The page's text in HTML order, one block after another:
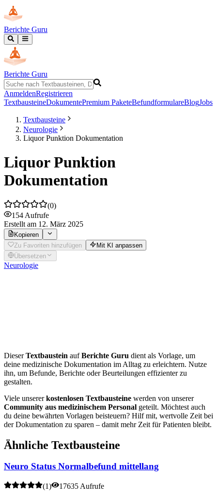
Berichte Guru
Berichte Guru
AnmeldenRegistrieren
TextbausteineDokumentePremium PaketeBefundformulareBlogJobs
Textbausteine
Neurologie
Liquor Punktion Dokumentation
Liquor Punktion
Dokumentation
(0)
154 Aufrufe
Erstellt am 12. März 2025
Kopieren
Zu Favoriten hinzufügen
Mit KI anpassen
Übersetzen
Neurologie
DieserTextbaustein aufBerichte Guru dient als Vorlage, um
deine medizinische Dokumentation im Alltag zu erleichtern. Nutze
ihn, um Befunde, Berichte oder Beurteilungen effizienter zu
gestalten.
Viele unsererkostenlosen Textbausteine werden von unserer
Community aus medizinischem Personal geteilt. Möchtest auch
du deine bewährten Vorlagen beisteuern? Hilf mit, wertvolle Zeit bei
der Dokumentation zu sparen – damit mehr Zeit für Patienten bleibt.
Ähnliche Textbausteine
Neuro Status Normalbefund mittellang
(1)
17635 Aufrufe